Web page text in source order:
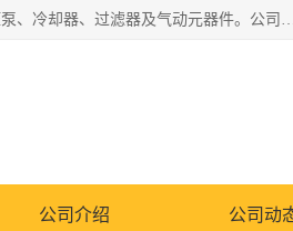
无锡凯乐福智能科技有限公司主营产品：打包机油泵、风冷式油冷却器、液压阀、液压泵、冷却器、过滤器及气动元器件。公司主导生产齿轮泵、齿轮马达、液压阀等产品。共计100多个系列、
公司介绍 公司动